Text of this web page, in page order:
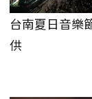
台南夏日音樂
供